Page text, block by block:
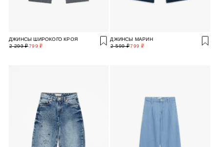
ДЖИНСЫ ШИРОКОГО КРОЯ
799 ₽
2 299 ₽
ДЖИНСЫ МАРИН
799 ₽
2 599 ₽